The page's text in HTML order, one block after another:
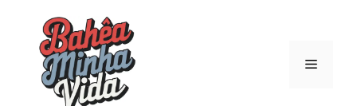
conteúdo
Menu